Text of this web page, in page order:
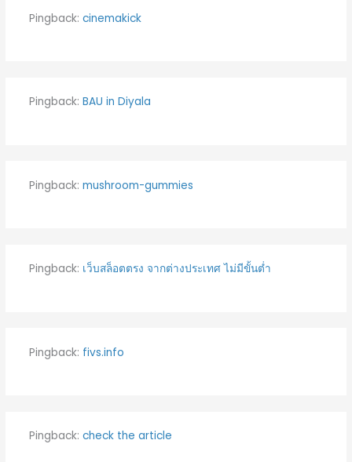
Pingback: cinemakick
Pingback: BAU in Diyala
Pingback: mushroom-gummies
Pingback: เว็บสล็อตตรง จากต่างประเทศ ไม่มีขั้นต่ำ
Pingback: fivs.info
Pingback: check the article